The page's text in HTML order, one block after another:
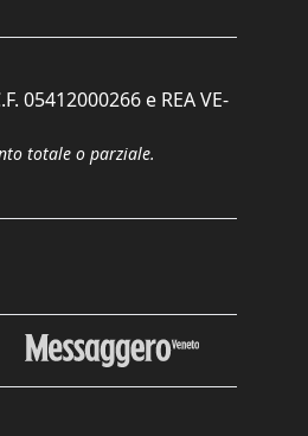
05412000266 e REA VE-
totale o parziale.